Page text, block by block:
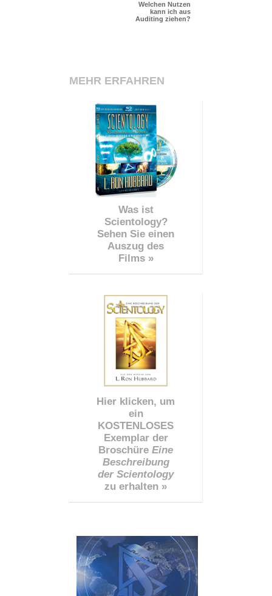
Welchen Nutzen
kann ich aus
Auditing ziehen?
MEHR ERFAHREN
Was ist
Scientology?
Sehen Sie einen
Auszug des
Films »
Hier klicken, um
ein
KOSTENLOSES
Exemplar der
Broschüre Eine
Beschreibung
der Scientology
zu erhalten »